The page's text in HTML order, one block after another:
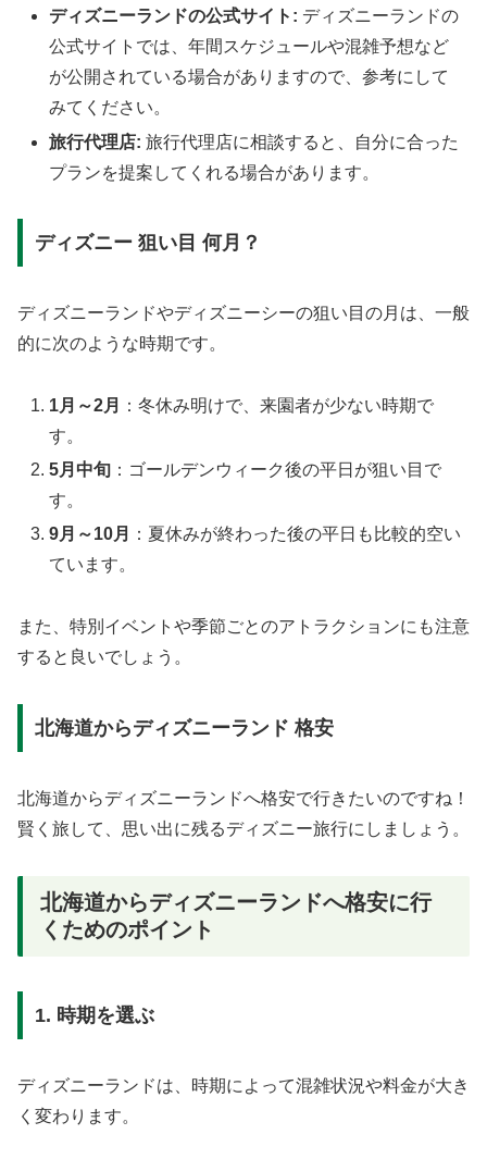
ディズニーランドの公式サイト: ディズニーランドの
公式サイトでは、年間スケジュールや混雑予想など
が公開されている場合がありますので、参考にして
みてください。
旅行代理店: 旅行代理店に相談すると、自分に合った
プランを提案してくれる場合があります。
ディズニー 狙い目 何月？
ディズニーランドやディズニーシーの狙い目の月は、一般
的に次のような時期です。
1月～2月
：冬休み明けで、来園者が少ない時期で
す。
5月中旬 ：ゴールデンウィーク後の平日が狙い目で
す。
9月～10月
：夏休みが終わった後の平日も比較的空い
ています。
また、特別イベントや季節ごとのアトラクションにも注意
すると良いでしょう。
北海道からディズニーランド 格安
北海道からディズニーランドへ格安で行きたいのですね！
賢く旅して、思い出に残るディズニー旅行にしましょう。
北海道からディズニーランドへ格安に行
くためのポイント
1. 時期を選ぶ
ディズニーランドは、時期によって混雑状況や料金が大き
く変わります。